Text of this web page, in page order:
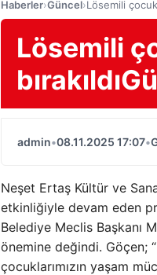
Haberler›Güncel›Lösemili
Lösemili
admin•08.11.2025 17:07•
Neşet Ertaş Kültür ve
etkinliğiyle devam eden
Belediye Meclis Başkanı
önemine değindi. Göçen;
çocuklarımızın yaşam